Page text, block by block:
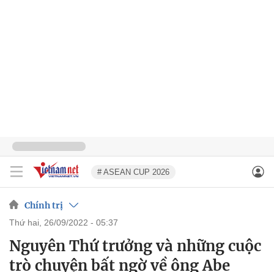
# ASEAN CUP 2026
Chính trị
thứ hai, 26/09/2022 - 05:37
Nguyên Thứ trưởng và những cuộc
trò chuyện bất ngờ về ông Abe